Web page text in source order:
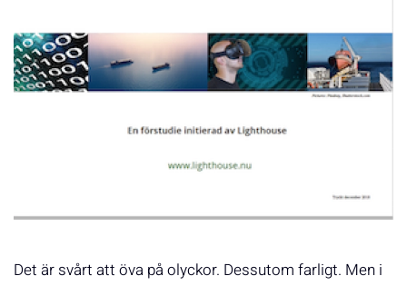
Det är svårt att öva på olyckor. Dessutom farligt. Men i